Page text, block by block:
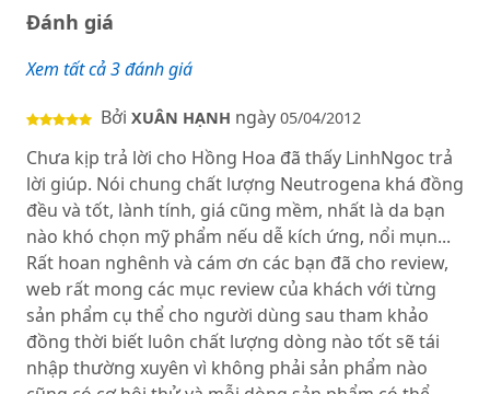
Đánh giá
Xem tất cả 3 đánh giá
Bởi XUÂN HẠNH ngày 05/04/2012
Chưa kịp trả lời cho Hồng Hoa đã thấy LinhNgoc trả
lời giúp. Nói chung chất lượng Neutrogena khá đồng
đều và tốt, lành tính, giá cũng mềm, nhất là da bạn
nào khó chọn mỹ phẩm nếu dễ kích ứng, nổi mụn...
Rất hoan nghênh và cám ơn các bạn đã cho review,
web rất mong các mục review của khách với từng
sản phẩm cụ thể cho người dùng sau tham khảo
đồng thời biết luôn chất lượng dòng nào tốt sẽ tái
nhập thường xuyên vì không phải sản phẩm nào